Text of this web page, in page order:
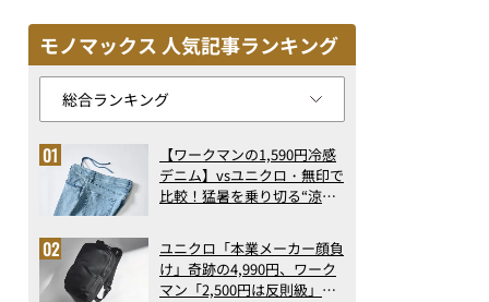
モノマックス 人気記事ランキング
【ワークマンの1,590円冷感
デニム】vsユニクロ・無印で
比較！猛暑を乗り切る“涼感
で決定版
ユニクロ「本業メーカー顔負
け」奇跡の4,990円、ワーク
マン「2,500円は反則級」凄